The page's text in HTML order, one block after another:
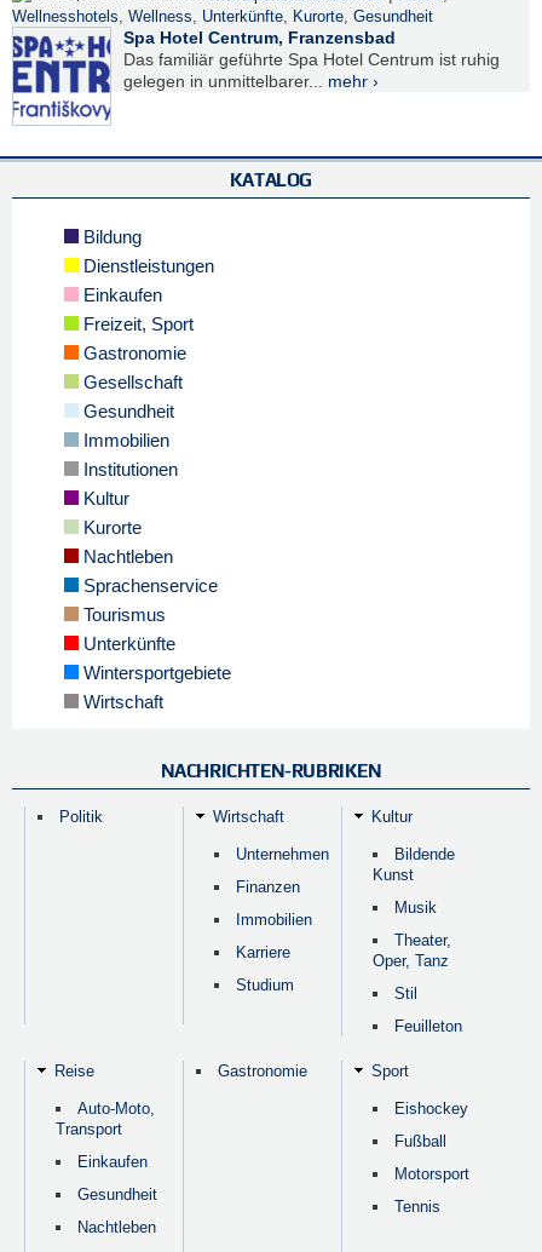
Wellnesshotels, Wellness, Unterkünfte, Kurorte, Gesundheit
Spa Hotel Centrum, Franzensbad
Das familiär geführte Spa Hotel Centrum ist ruhig
gelegen in unmittelbarer... mehr ›
KATALOG
Bildung
Dienstleistungen
Einkaufen
Freizeit, Sport
Gastronomie
Gesellschaft
Gesundheit
Immobilien
Institutionen
Kultur
Kurorte
Nachtleben
Sprachenservice
Tourismus
Unterkünfte
Wintersportgebiete
Wirtschaft
NACHRICHTEN-RUBRIKEN
Politik Wirtschaft
Unternehmen
Finanzen
Immobilien
Karriere
Studium
Kultur
Bildende
Kunst
Musik
Theater,
Oper, Tanz
Stil
Feuilleton
Reise
Auto-Moto,
Transport
Einkaufen
Gesundheit
Nachtleben
Gastronomie Sport
Eishockey
Fußball
Motorsport
Tennis